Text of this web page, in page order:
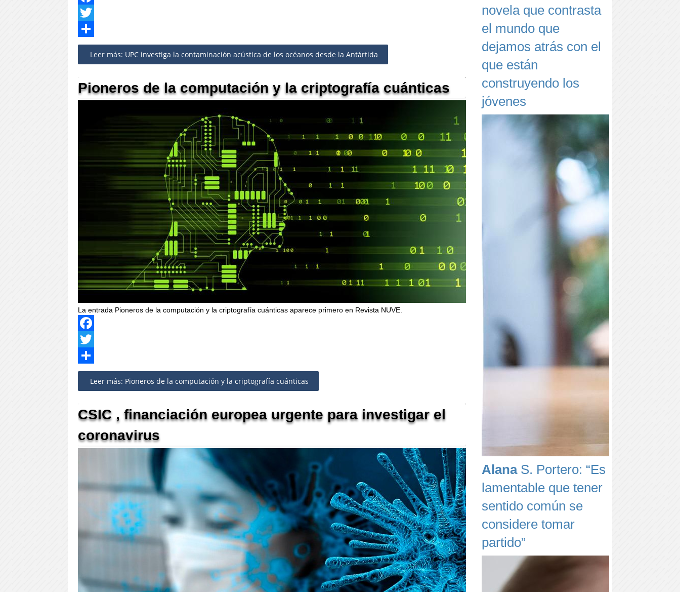
Facebook
Twitter
Share
Leer más: UPC investiga la contaminación acústica de los océanos desde la Antártida
Pioneros de la computación y la criptografía cuánticas
La entrada Pioneros de la computación y la criptografía cuánticas aparece primero en Revista NUVE.
Facebook
Twitter
Share
Leer más: Pioneros de la computación y la criptografía cuánticas
CSIC , financiación europea urgente para investigar el
coronavirus
novela que contrasta
el mundo que
dejamos atrás con el
que están
construyendo los
jóvenes
AlanaS. Portero: “Es
lamentable que tener
sentido común se
considere tomar
partido”